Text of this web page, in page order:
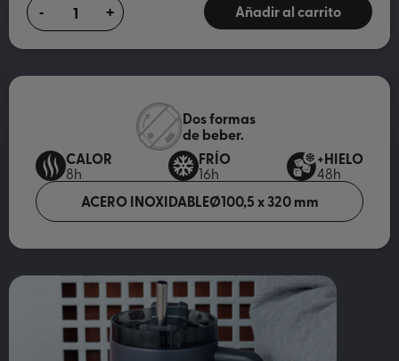
Dos formas
de beber.
CALOR
8h
FRÍO
16h
+HIELO
48h
ACERO INOXIDABLEØ100,5 x 320 mm
- + Añadir al carrito